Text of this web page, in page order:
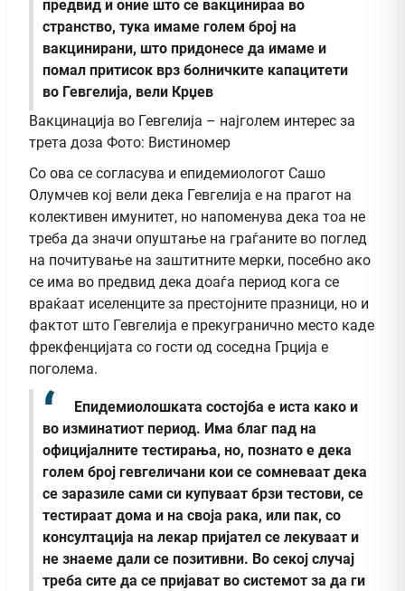
предвид и оние што се вакцинираа во
странство, тука имаме голем број на
вакцинирани, што придонесе да имаме и
помал притисок врз болничките капацитети
во Гевгелија, вели Крџев
Вакцинација во Гевгелија – најголем интерес за
трета доза Фото: Вистиномер
Со ова се согласува и епидемиологот Сашо
Олумчев кој вели дека Гевгелија е на прагот на
колективен имунитет, но напоменува дека тоа не
треба да значи опуштање на граѓаните во поглед
на почитување на заштитните мерки, посебно ако
се има во предвид дека доаѓа период кога се
враќаат иселенците за престојните празници, но и
фактот што Гевгелија е прекугранично место каде
фрекфенцијата со гости од соседна Грција е
поголема.
Епидемиолошката состојба е иста како и
во изминатиот период. Има благ пад на
официјалните тестирања, но, познато е дека
голем број гевгеличани кои се сомневаат дека
се заразиле сами си купуваат брзи тестови, се
тестираат дома и на своја рака, или пак, со
консултација на лекар пријател се лекуваат и
не знаеме дали се позитивни. Во секој случај
треба сите да се пријават во системот за да ги